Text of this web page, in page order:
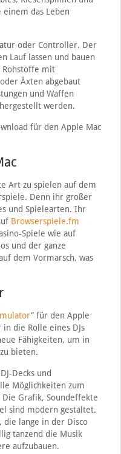
das Leben
oder Controller. Der
Lauf lassen und bauen
Rohstoffe mit
Äxten abgebaut
und Waffen
werden.
für den Apple Mac
Art zu spielen auf dem
Denn ihr großer
und Spielearten. Ihr
Browserspiele.fm
Spiele wie auf
und der ganze
dem Vormarsch, was
” für den Apple
die Rolle eines DJs
Fähigkeiten, um in
bieten.
Decks und
Möglichkeiten zum
Grafik, Soundeffekte
sind modern gestaltet.
die lange in der Disco
tanzend die Musik
aufzubauen.